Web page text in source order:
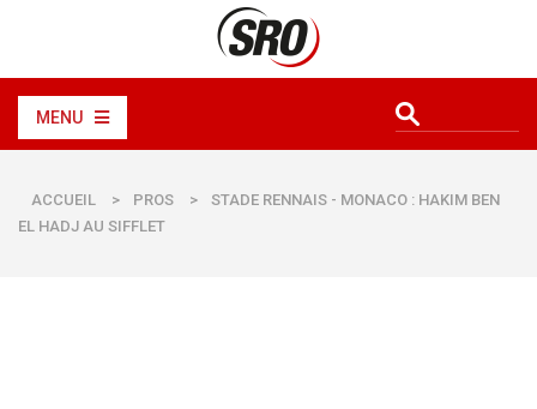
MENU
ACCUEIL > PROS >
STADE RENNAIS - MONACO : HAKIM BEN
EL HADJ AU SIFFLET